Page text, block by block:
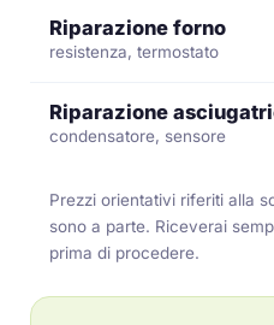
Riparazione forno
resistenza, termostato
Riparazione
condensatore, sensore
Prezzi orientativi riferiti alla
sono a parte. Riceverai
prima di procedere.